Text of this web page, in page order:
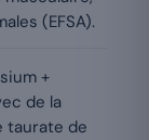
(EFSA).
+
de la
taurate de